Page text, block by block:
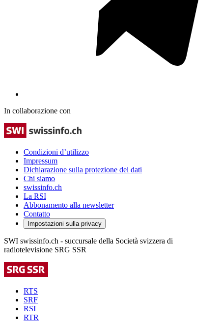
In collaborazione con
Condizioni d’utilizzo
Impressum
Dichiarazione sulla protezione dei dati
Chi siamo
swissinfo.ch
La RSI
Abbonamento alla newsletter
Contatto
Impostazioni sulla privacy
SWI swissinfo.ch - succursale della Società svizzera di
radiotelevisione SRG SSR
RTS
SRF
RSI
RTR